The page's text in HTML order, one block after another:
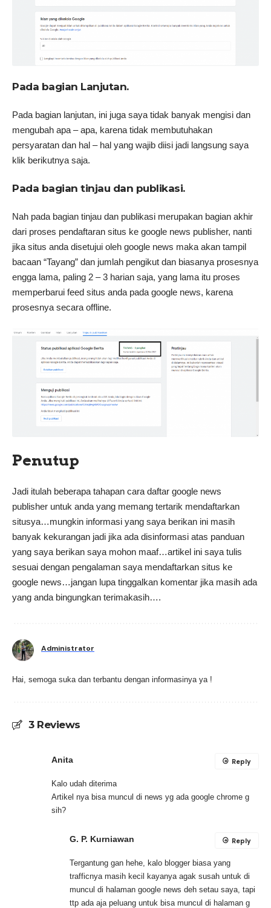
Pada bagian Lanjutan.
Pada bagian lanjutan, ini juga saya tidak banyak mengisi dan
mengubah apa – apa, karena tidak membutuhakan
persyaratan dan hal – hal yang wajib diisi jadi langsung saya
klik berikutnya saja.
Pada bagian tinjau dan publikasi.
Nah pada bagian tinjau dan publikasi merupakan bagian akhir
dari proses pendaftaran situs ke google news publisher, nanti
jika situs anda disetujui oleh google news maka akan tampil
bacaan “Tayang” dan jumlah pengikut dan biasanya prosesnya
engga lama, paling 2 – 3 harian saja, yang lama itu proses
memperbarui feed situs anda pada google news, karena
prosesnya secara offline.
Penutup
Jadi itulah beberapa tahapan cara daftar google news
publisher untuk anda yang memang tertarik mendaftarkan
situsya…mungkin informasi yang saya berikan ini masih
banyak kekurangan jadi jika ada disinformasi atas panduan
yang saya berikan saya mohon maaf…artikel ini saya tulis
sesuai dengan pengalaman saya mendaftarkan situs ke
google news…jangan lupa tinggalkan komentar jika masih ada
yang anda bingungkan terimakasih….
Administrator
Hai, semoga suka dan terbantu dengan informasinya ya !
3 Reviews
Anita
Kalo udah diterima
Artikel nya bisa muncul di news yg ada google chrome g
sih?
Reply
G. P. Kurniawan
Tergantung gan hehe, kalo blogger biasa yang
trafficnya masih kecil kayanya agak susah untuk di
muncul di halaman google news deh setau saya, tapi
ttp ada aja peluang untuk bisa muncul di halaman g
Reply